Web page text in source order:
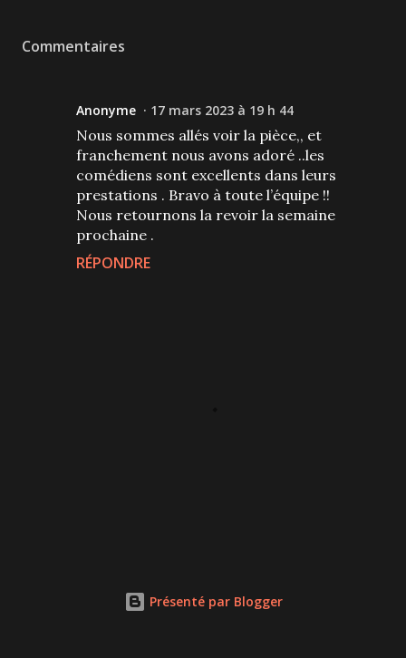
Commentaires
Anonyme 17 mars 2023 à 19 h 44
Nous sommes allés voir la pièce,, et
franchement nous avons adoré ..les
comédiens sont excellents dans leurs
prestations . Bravo à toute l’équipe !!
Nous retournons la revoir la semaine
prochaine .
RÉPONDRE
Présenté par Blogger